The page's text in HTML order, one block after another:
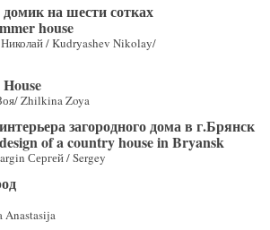
на шести сотках
house
/ Kudryashev Nikolay/
Zhilkina Zoya
загородного дома в г.Брянск
of a country house in Bryansk
Сергей / Sergey
Anastasija